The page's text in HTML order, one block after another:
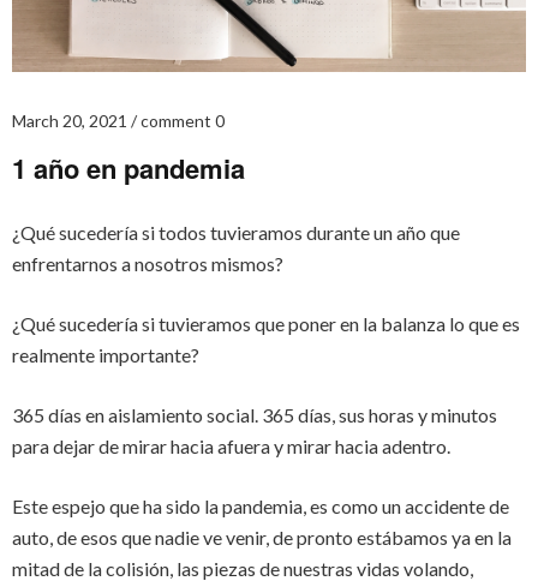
March 20, 2021 comment 0
1 año en pandemia
¿Qué sucedería si todos tuvieramos durante un año que
enfrentarnos a nosotros mismos?
¿Qué sucedería si tuvieramos que poner en la balanza lo que es
realmente importante?
365 días en aislamiento social. 365 días, sus horas y minutos
para dejar de mirar hacia afuera y mirar hacia adentro.
Este espejo que ha sido la pandemia, es como un accidente de
auto, de esos que nadie ve venir, de pronto estábamos ya en la
mitad de la colisión, las piezas de nuestras vidas volando,